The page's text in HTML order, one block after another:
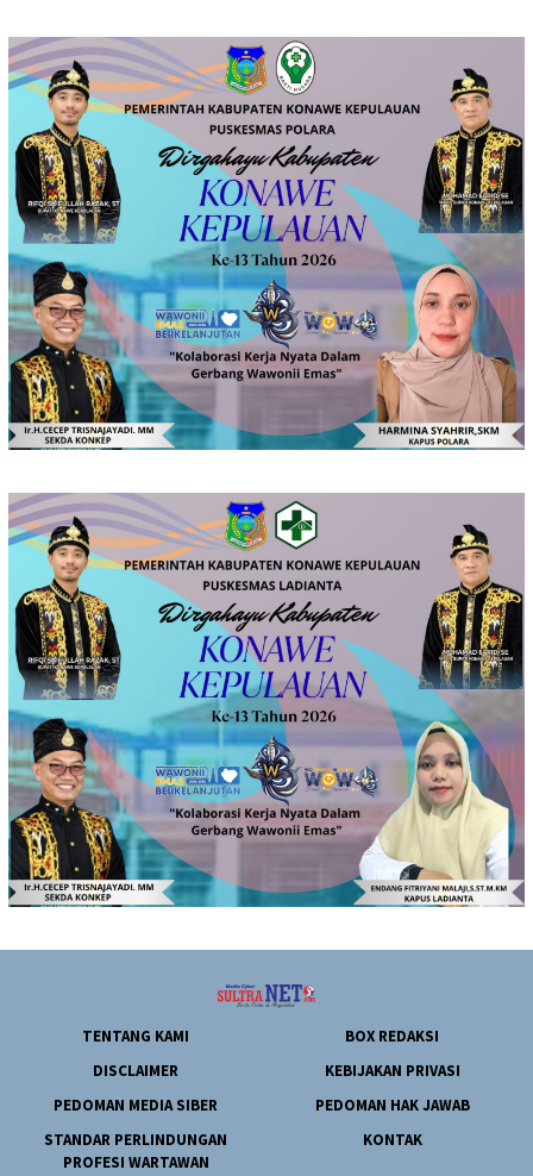
TENTANG KAMI
BOX REDAKSI
DISCLAIMER
KEBIJAKAN PRIVASI
PEDOMAN MEDIA SIBER
PEDOMAN HAK JAWAB
STANDAR PERLINDUNGAN
PROFESI WARTAWAN
KONTAK